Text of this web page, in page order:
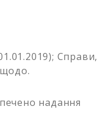
Справи,
надання